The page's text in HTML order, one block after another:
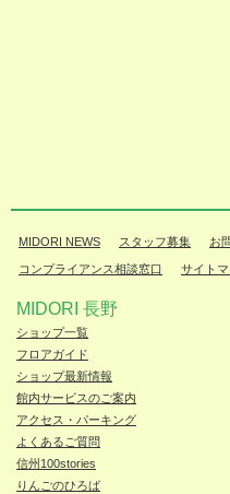
MIDORI NEWS スタッフ募集 お
コンプライアンス相談窓口 サイト
MIDORI 長野
ショップ一覧
フロアガイド
ショップ最新情報
館内サービスのご案内
アクセス・パーキング
よくあるご質問
信州100stories
りんごのひろば